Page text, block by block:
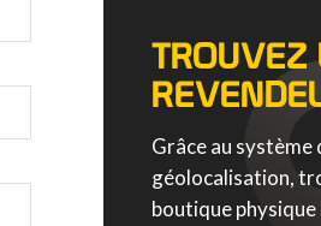
TROUVEZ
Grâce au système
géolocalisation,
boutique physique